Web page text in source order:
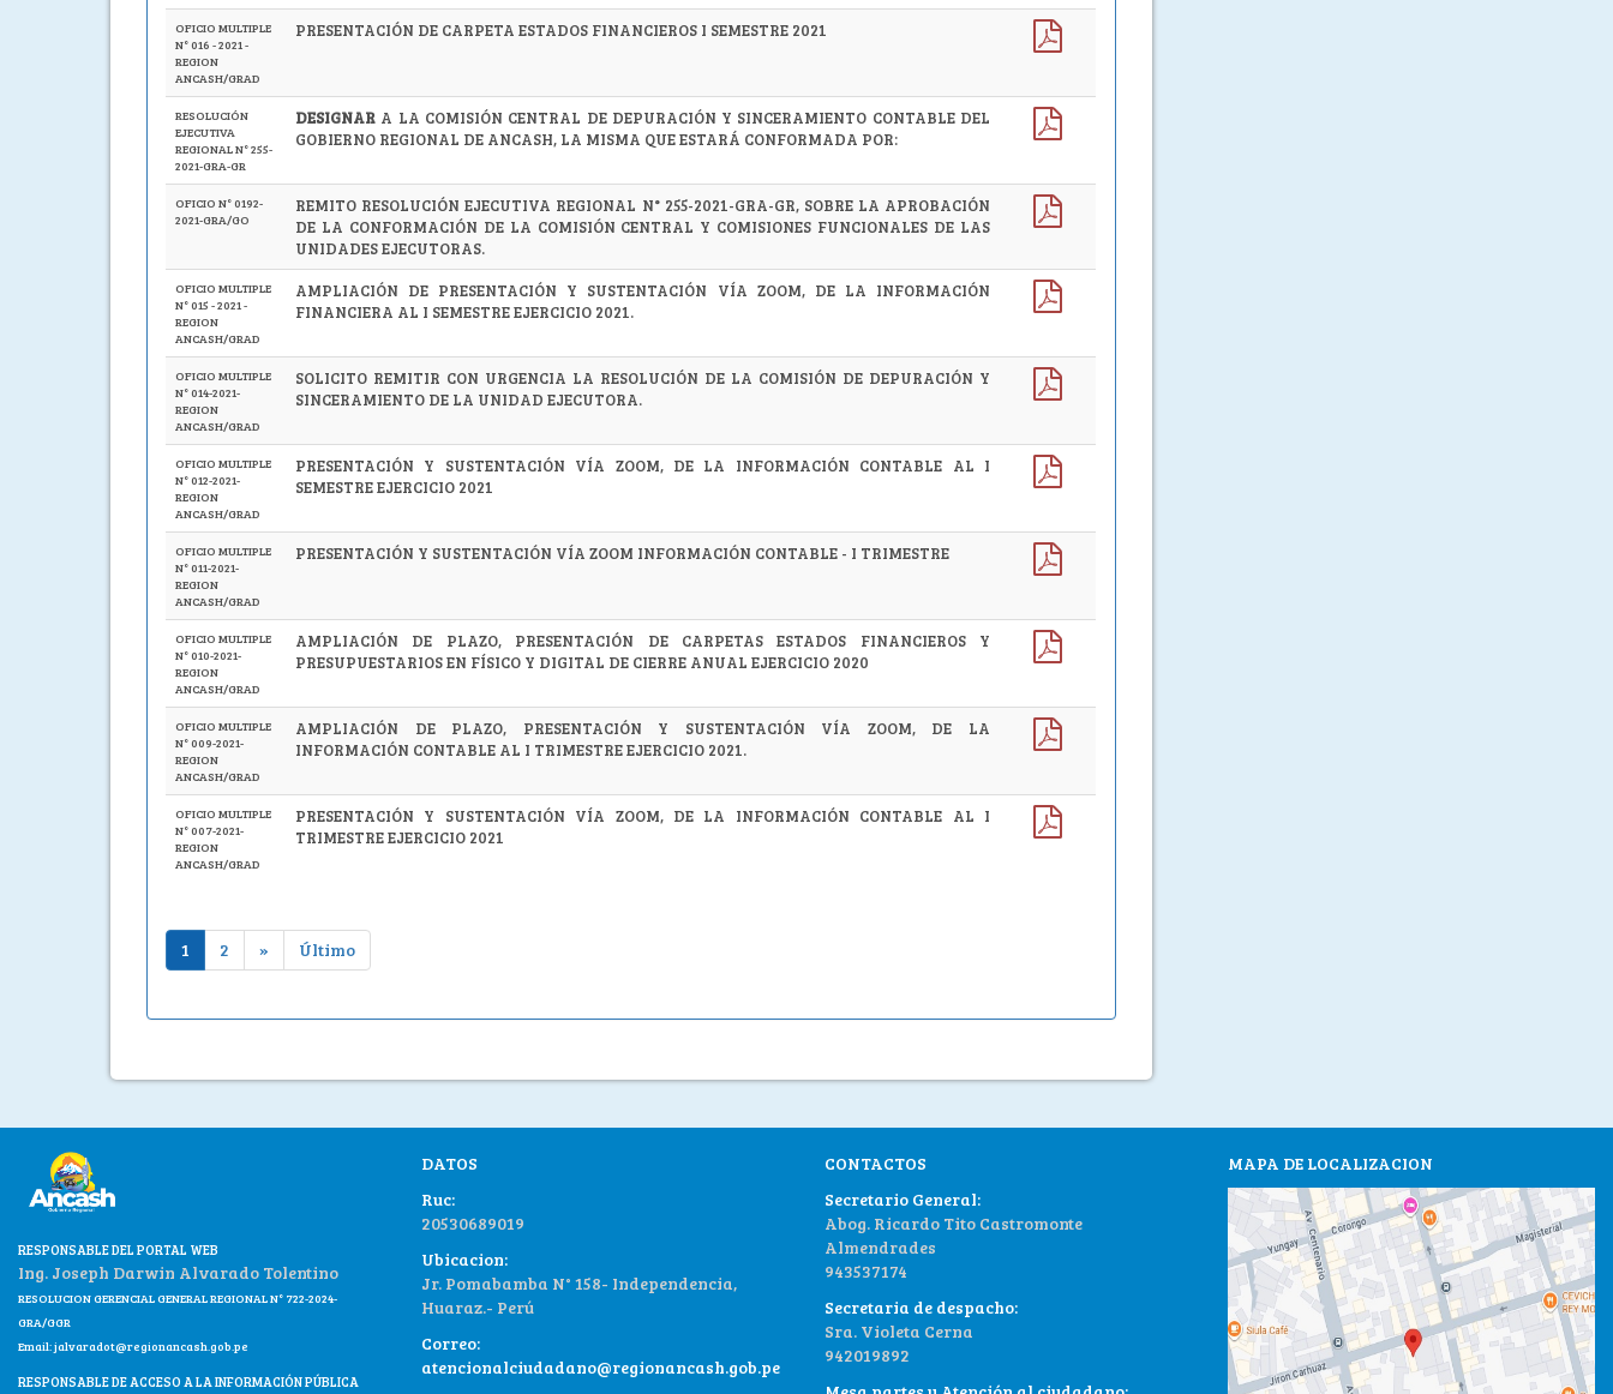
OFICIO MULTIPLE
N° 016 - 2021 -
REGION
ANCASH/GRAD
PRESENTACIÓN DE CARPETA ESTADOS FINANCIEROS I SEMESTRE 2021
RESOLUCIÓN
EJECUTIVA
REGIONAL N° 255-
2021-GRA-GR
DESIGNAR A LA COMISIÓN CENTRAL DE DEPURACIÓN Y SINCERAMIENTO CONTABLE DEL
GOBIERNO REGIONAL DE ANCASH, LA MISMA QUE ESTARÁ CONFORMADA POR:
OFICIO N° 0192-
2021-GRA/GO
REMITO RESOLUCIÓN EJECUTIVA REGIONAL N° 255-2021-GRA-GR, SOBRE LA APROBACIÓN
DE LA CONFORMACIÓN DE LA COMISIÓN CENTRAL Y COMISIONES FUNCIONALES DE LAS
UNIDADES EJECUTORAS.
OFICIO MULTIPLE
N° 015 - 2021 -
REGION
ANCASH/GRAD
AMPLIACIÓN DE PRESENTACIÓN Y SUSTENTACIÓN VÍA ZOOM, DE LA INFORMACIÓN
FINANCIERA AL I SEMESTRE EJERCICIO 2021.
OFICIO MULTIPLE
N° 014-2021-
REGION
ANCASH/GRAD
SOLICITO REMITIR CON URGENCIA LA RESOLUCIÓN DE LA COMISIÓN DE DEPURACIÓN Y
SINCERAMIENTO DE LA UNIDAD EJECUTORA.
OFICIO MULTIPLE
N° 012-2021-
REGION
ANCASH/GRAD
PRESENTACIÓN Y SUSTENTACIÓN VÍA ZOOM, DE LA INFORMACIÓN CONTABLE AL I
SEMESTRE EJERCICIO 2021
OFICIO MULTIPLE
N° 011-2021-
REGION
ANCASH/GRAD
PRESENTACIÓN Y SUSTENTACIÓN VÍA ZOOM INFORMACIÓN CONTABLE - I TRIMESTRE
OFICIO MULTIPLE
N° 010-2021-
REGION
ANCASH/GRAD
AMPLIACIÓN DE PLAZO, PRESENTACIÓN DE CARPETAS ESTADOS FINANCIEROS Y
PRESUPUESTARIOS EN FÍSICO Y DIGITAL DE CIERRE ANUAL EJERCICIO 2020
OFICIO MULTIPLE
N° 009-2021-
REGION
ANCASH/GRAD
AMPLIACIÓN DE PLAZO, PRESENTACIÓN Y SUSTENTACIÓN VÍA ZOOM, DE LA
INFORMACIÓN CONTABLE AL I TRIMESTRE EJERCICIO 2021.
OFICIO MULTIPLE
N° 007-2021-
REGION
ANCASH/GRAD
PRESENTACIÓN Y SUSTENTACIÓN VÍA ZOOM, DE LA INFORMACIÓN CONTABLE AL I
TRIMESTRE EJERCICIO 2021
1 2 » Último
RESPONSABLE DEL PORTAL WEB
Ing. Joseph Darwin Alvarado Tolentino
RESOLUCION GERENCIAL GENERAL REGIONAL N° 722-2024-
GRA/GGR
Email:jalvaradot@regionancash.gob.pe
RESPONSABLE DE ACCESO A LA INFORMACIÓN PÚBLICA
DATOS
Ruc:
20530689019
Ubicacion:
Jr. Pomabamba N° 158- Independencia,
Huaraz.- Perú
Correo:
atencionalciudadano@regionancash.gob.pe
CONTACTOS
Secretario General:
Abog. Ricardo Tito Castromonte
Almendrades
943537174
Secretaria de despacho:
Sra. Violeta Cerna
942019892
MAPA DE LOCALIZACION